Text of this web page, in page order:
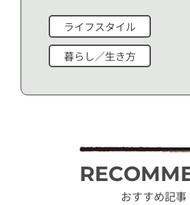
ライフスタイル
暮らし／生き方
おすすめ記事